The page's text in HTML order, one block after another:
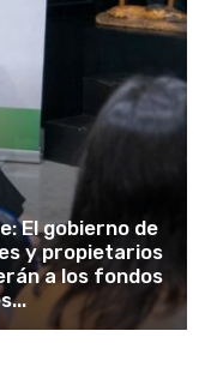
El gobierno de
y propietarios
a los fondos